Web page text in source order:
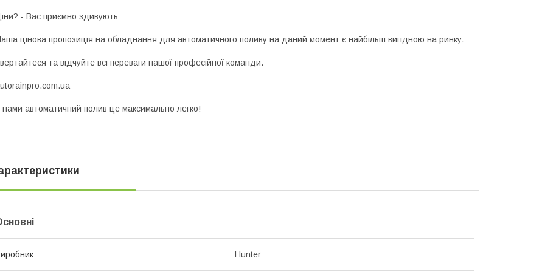
- Вас приємно здивують
цінова пропозиція на обладнання для автоматичного поливу на даний момент є найбільш вигідною на ринку.
та відчуйте всі переваги нашої професійної команди.
нами автоматичний полив це максимально легко!
Hunter